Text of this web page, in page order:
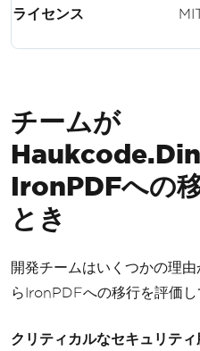
ライセンス
チームが
IronPDFへの
とき
開発チームはいくつかの理
らIronPDFへの移行を評価し
クリティカルなセキュリティ